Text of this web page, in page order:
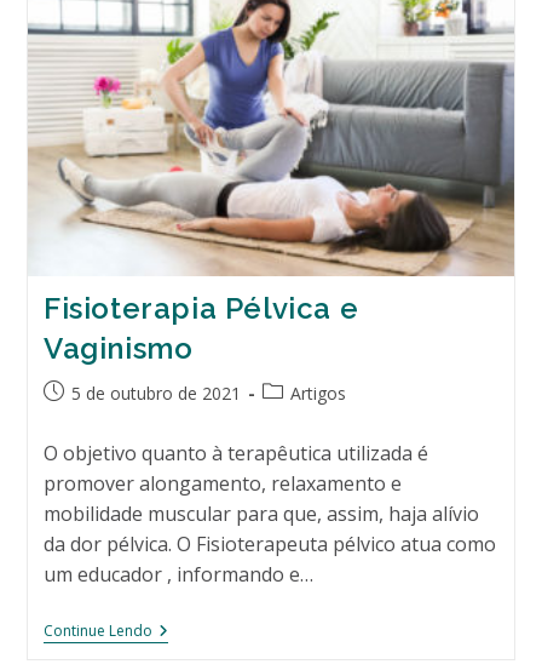
Fisioterapia Pélvica e
Vaginismo
Post5 de outubro de 2021
Categoria
post:
Artigos
O objetivo quanto à terapêutica utilizada é
promover alongamento, relaxamento e
mobilidade muscular para que, assim, haja alívio
da dor pélvica. O Fisioterapeuta pélvico atua como
um educador , informando e…
Continue LendoFisioterapia
Pélvica